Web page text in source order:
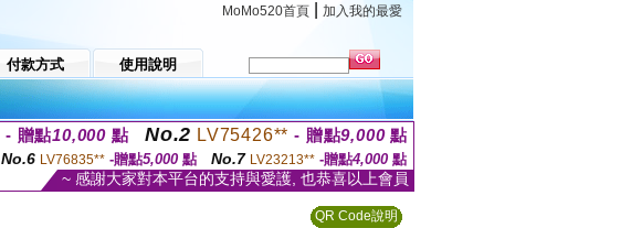
MoMo520首頁 加入我的最愛
付款方式 使用說明
- 贈點10,000 點 No.2 LV75426** - 贈點9,000點
No.6 LV76835** -贈點5,000點 No.7 LV23213** -贈點4,000點
~ 感謝大家對本平台的支持與愛護, 也恭喜以上會員
QR Code說明